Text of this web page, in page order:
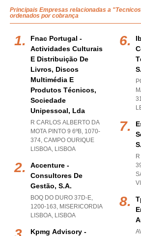
Principais Empresas relacionadas a
ordenados por cobrança
Fnac Portugal -
Actividades Culturais
E Distribuição De
Livros, Discos
Multimédia E
Produtos Técnicos,
Sociedade
Unipessoal, Lda
R CARLOS ALBERTO DA
MOTA PINTO 9 6ºB, 1070-
374, CAMPO OURIQUE
LISBOA, LISBOA
Accenture -
Consultores De
Gestão, S.a.
BOQ DO DURO 37D-E,
1200-163, MISERICORDIA
LISBOA, LISBOA
Kpmg Advisory -